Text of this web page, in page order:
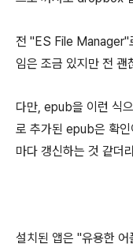
전 "ES File Manager"
임은 조금 있지만 전 괜
다만, epub을 이런 식
로 추가된 epub은 확
마다 갱신하는 것 같더
설치된 앱은 "유용한